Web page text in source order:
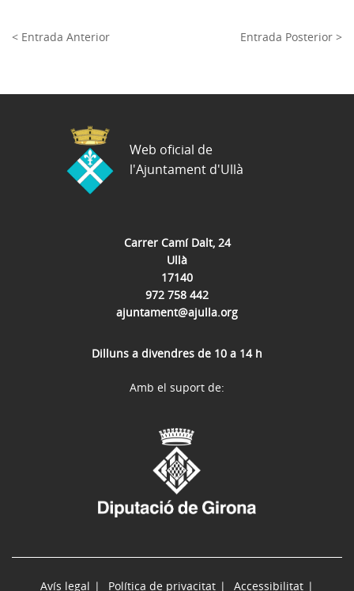
< Entrada Anterior Entrada Posterior >
Carrer Camí Dalt, 24
Ullà
17140
972 758 442
ajuntament@ajulla.org
Dilluns a divendres de 10 a 14 h
Web oficial de
l'Ajuntament d'Ullà
Avís legal Política de privacitat Accessibilitat
Amb el suport de: